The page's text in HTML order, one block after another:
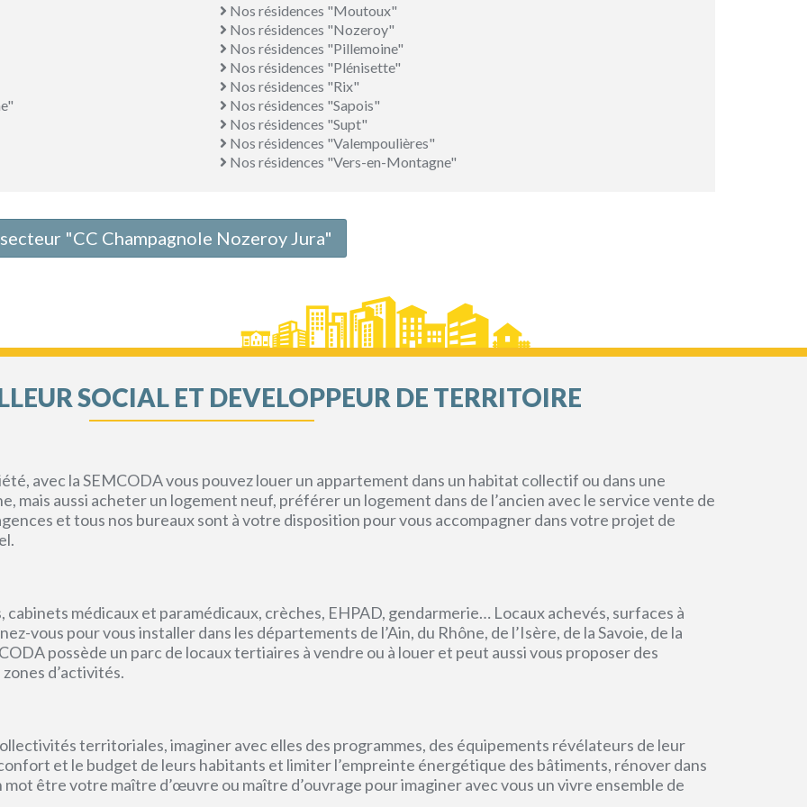
Nos résidences "Moutoux"
Nos résidences "Nozeroy"
Nos résidences "Pillemoine"
Nos résidences "Plénisette"
Nos résidences "Rix"
Nos résidences "Sapois"
Nos résidences "Supt"
Nos résidences "Valempoulières"
Nos résidences "Vers-en-Montagne"
"CC Champagnole Nozeroy Jura"
SOCIAL ET DEVELOPPEUR DE TERRITOIRE
avec la SEMCODA vous pouvez louer un appartement dans un habitat collectif ou dans une
mais aussi acheter un logement neuf, préférer un logement dans de l’ancien avec le service vente de
et tous nos bureaux sont à votre disposition pour vous accompagner dans votre projet de
médicaux et paramédicaux, crèches, EHPAD, gendarmerie… Locaux achevés, surfaces à
vous pour vous installer dans les départements de l’Ain, du Rhône, de l’Isère, de la Savoie, de la
possède un parc de locaux tertiaires à vendre ou à louer et peut aussi vous proposer des
d’activités.
territoriales, imaginer avec elles des programmes, des équipements révélateurs de leur
et le budget de leurs habitants et limiter l’empreinte énergétique des bâtiments, rénover dans
être votre maître d’œuvre ou maître d’ouvrage pour imaginer avec vous un vivre ensemble de